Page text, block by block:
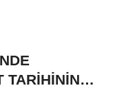
TARİHİNİN